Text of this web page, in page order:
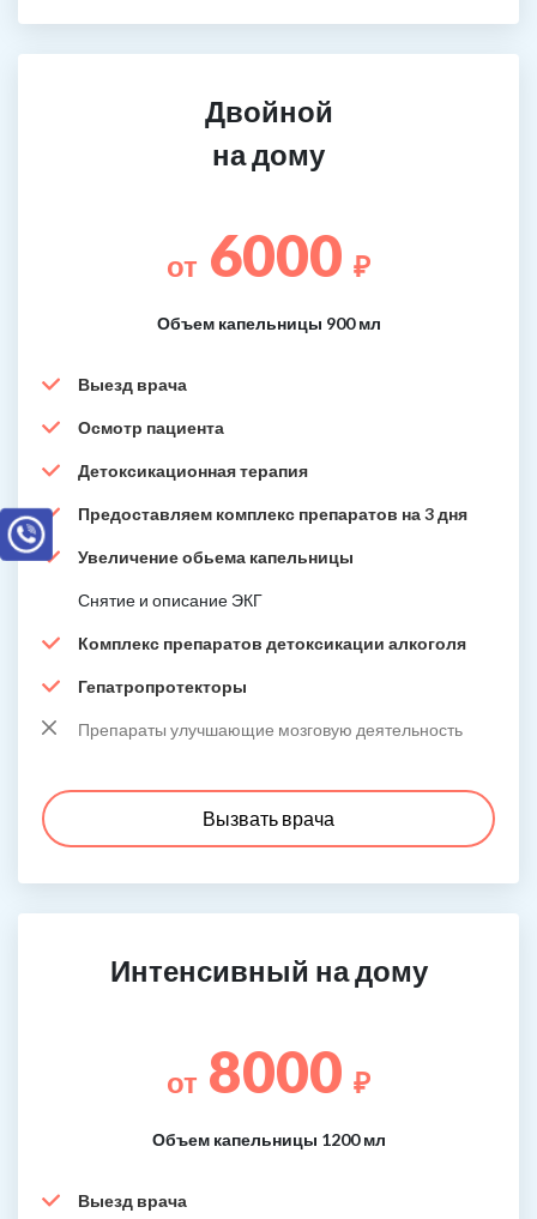
Двойной
на дому
от 6000 ₽
Объем капельницы 900 мл
Выезд врача
Осмотр пациента
Детоксикационная терапия
Предоставляем комплекс препаратов на 3 дня
Увеличение обьема капельницы
Снятие и описание ЭКГ
Комплекс препаратов детоксикации алкоголя
Гепатропротекторы
Препараты улучшающие мозговую деятельность
Вызвать врача
Интенсивный на дому
от 8000 ₽
Объем капельницы 1200 мл
Выезд врача